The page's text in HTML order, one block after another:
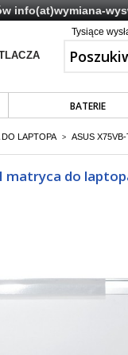
info(at)wymiana-
Tysiące
BATERIE
DO LAPTOPA > ASUS
matryca do